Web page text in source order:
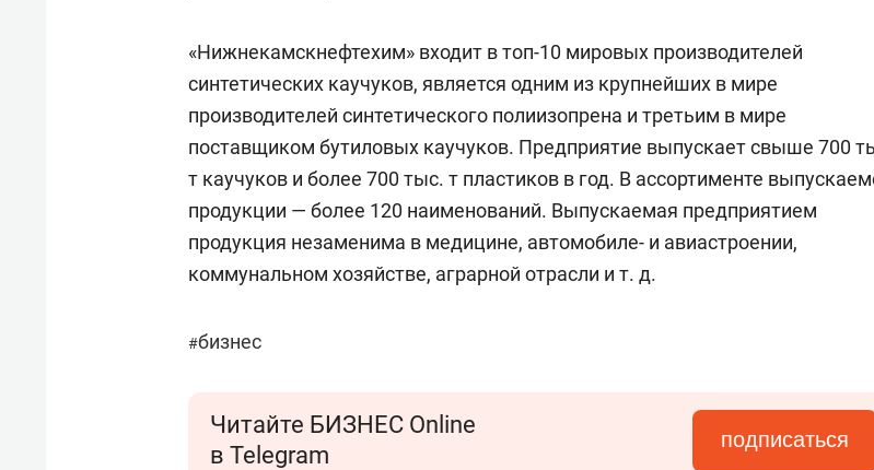
«Нижнекамскнефтехим» входит в топ-10 мировых производителей
синтетических каучуков, является одним из крупнейших в мире
производителей синтетического полиизопрена и третьим в мире
поставщиком бутиловых каучуков. Предприятие выпускает свыше 700
т каучуков и более 700 тыс. т пластиков в год. В ассортименте
продукции — более 120 наименований. Выпускаемая предприятием
продукция незаменима в медицине, автомобиле- и авиастроении,
коммунальном хозяйстве, аграрной отрасли и т. д.
#бизнес
Читайте БИЗНЕС Online
в Telegram
подписаться